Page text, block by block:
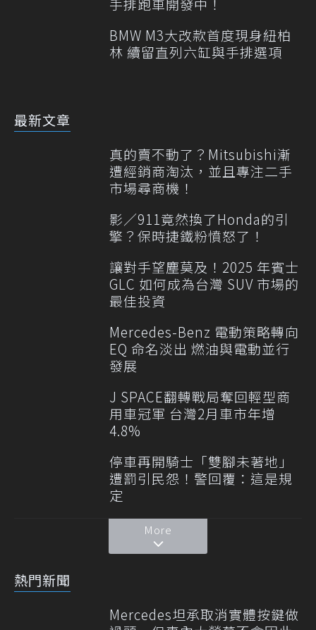
手排跑車開發中！
BMW M3大改款首度現身紐柏
林 續留直列六缸與手排選項
最新文章
真的賣不動了？Mitsubishi漸
遭經銷商淘汰，並且專注二手
市場尋商機！
影／911竟然換了Honda的引
擎？保時捷鐵粉憤怒了！
讓對手望塵莫及！2025 年賓士
GLC 如何成為台灣 SUV 市場的
最佳投資
Mercedes-Benz 電動策略轉向
EQ 命名淡出 燃油與電動並行
發展
J SPACE翻轉戰局奪回輕型商
用車冠軍 台灣2月車市年增
4.8%
停車再開騎士「雙腳未著地」
遭罰引民怨！警回覆：這是規
定
More
熱門新聞
Mercedes坦承取消實體按鍵做